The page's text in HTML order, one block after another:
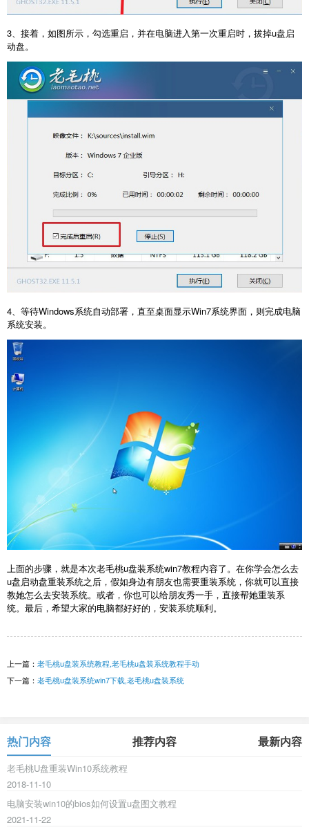
3、接着，如图所示，勾选重启，并在电脑进入第一次重启时，拔掉u盘启
动盘。
4、等待Windows系统自动部署，直至桌面显示Win7系统界面，则完成电脑
系统安装。
上面的步骤，就是本次老毛桃u盘装系统win7教程内容了。在你学会怎么去
u盘启动盘重装系统之后，假如身边有朋友也需要重装系统，你就可以直接
教她怎么去安装系统。或者，你也可以给朋友秀一手，直接帮她重装系
统。最后，希望大家的电脑都好好的，安装系统顺利。
上一篇： 老毛桃u盘装系统教程,老毛桃u盘装系统教程手动
下一篇： 老毛桃u盘装系统win7下载,老毛桃u盘装系统
热门内容 推荐内容 最新内容
老毛桃U盘重装Win10系统教程
2018-11-10
电脑安装win10的bios如何设置u盘图文教程
2021-11-22